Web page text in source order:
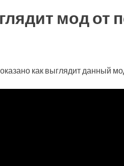
мод от
как выглядит данный